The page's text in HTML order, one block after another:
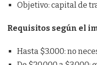
Objetivo: capital de
Requisitos según el
Hasta $3.000: no